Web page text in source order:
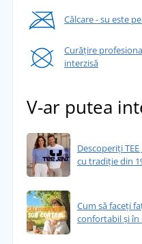
Călcare - su este
Curățire
interzisă
V-ar putea
Descoperiți
cu tradiție din
Cum să faceți
confortabil și în